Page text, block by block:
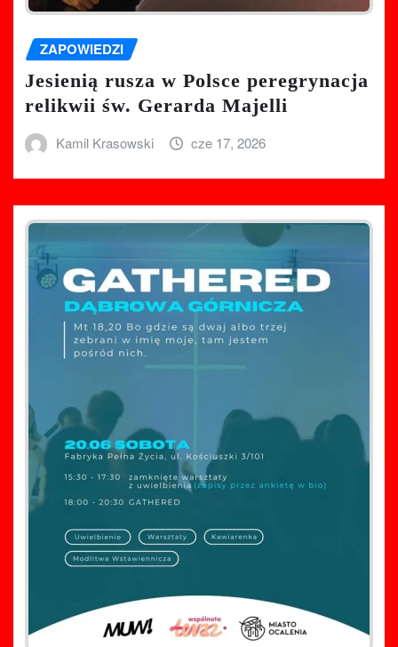
ZAPOWIEDZI
Jesienią rusza w Polsce peregrynacja
relikwii św. Gerarda Majelli
Kamil Krasowski cze 17, 2026